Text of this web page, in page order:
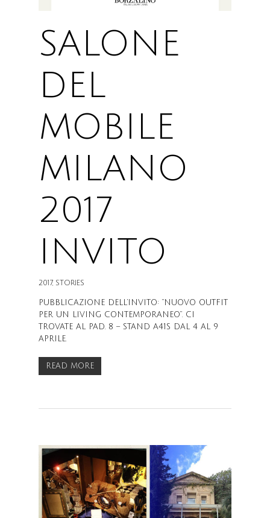
SALONE
DEL
MOBILE
MILANO
2017
INVITO
2017, STORIES
PUBBLICAZIONE DELL’INVITO: “NUOVO OUTFIT
PER UN LIVING CONTEMPORANEO”. CI
TROVATE AL PAD. 8 – STAND A41S DAL 4 AL 9
APRILE.
READ MORE